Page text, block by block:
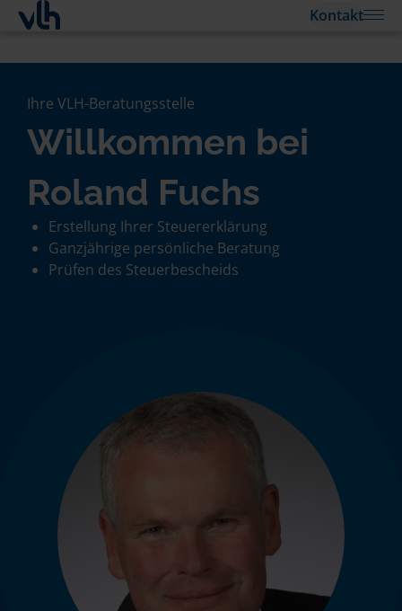
Kontakt
Ihre VLH-Beratungsstelle
Willkommen bei
Roland Fuchs
Erstellung Ihrer Steuererklärung
Ganzjährige persönliche Beratung
Prüfen des Steuerbescheids